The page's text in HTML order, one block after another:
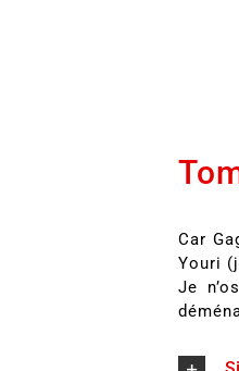
Car
Youri
Je